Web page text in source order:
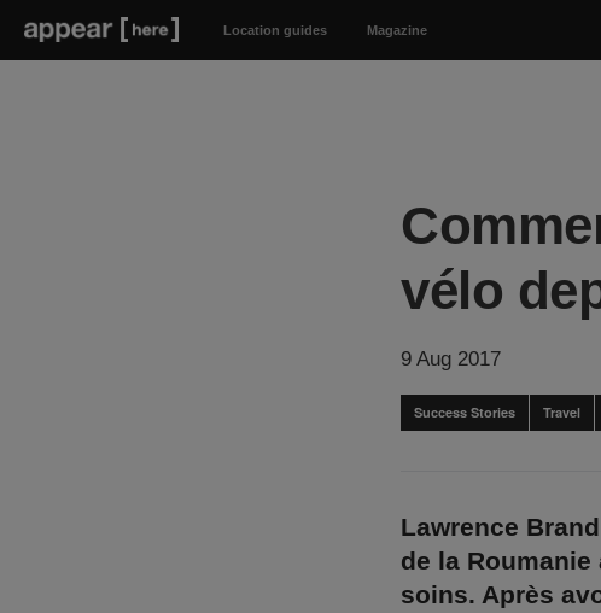
Location guides Magazine
vélo
9 Aug 2017
Success Stories Travel
Lawrence
de la
soins. Après